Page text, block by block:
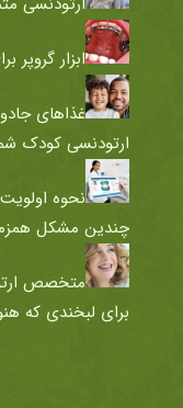
ابزار گروپر
غذاهای
ارتودنسی کودک
نحوه
چندین مشکل
متخصص
برای لبخندی که